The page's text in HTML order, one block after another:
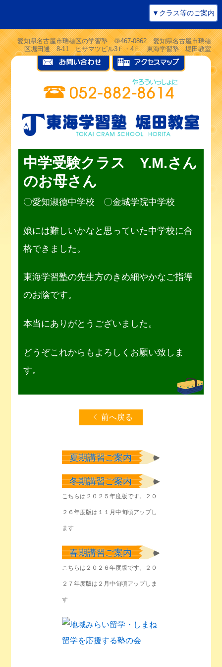
▼クラス等のご案内
愛知県名古屋市瑞穂区の学習塾 〠467-0862 愛知県名古屋市瑞穂
区堀田通 8-11 ヒサマツビル3Ｆ・4Ｆ 東海学習塾 堀田教室
中学受験クラス Y.M.さん
のお母さん
〇愛知淑徳中学校 〇金城学院中学校
娘には難しいかなと思っていた中学校に合
格できました。
東海学習塾の先生方のきめ細やかなご指導
のお陰です。
本当にありがとうございました。
どうぞこれからもよろしくお願い致しま
す。
前へ戻る
夏期講習ご案内
冬期講習ご案内
こちらは２０２５年度版です。２０
２６年度版は１１月中旬頃アップし
ます
春期講習ご案内
こちらは２０２６年度版です。２０
２７年度版は２月中旬頃アップしま
す